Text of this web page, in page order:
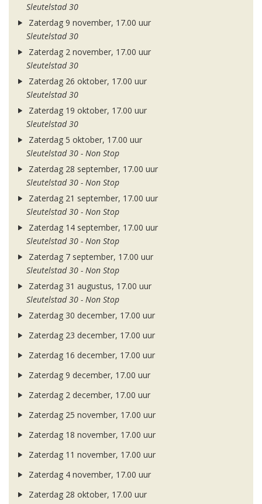
Sleutelstad 30
Zaterdag 9 november, 17.00 uur
Sleutelstad 30
Zaterdag 2 november, 17.00 uur
Sleutelstad 30
Zaterdag 26 oktober, 17.00 uur
Sleutelstad 30
Zaterdag 19 oktober, 17.00 uur
Sleutelstad 30
Zaterdag 5 oktober, 17.00 uur
Sleutelstad 30 - Non Stop
Zaterdag 28 september, 17.00 uur
Sleutelstad 30 - Non Stop
Zaterdag 21 september, 17.00 uur
Sleutelstad 30 - Non Stop
Zaterdag 14 september, 17.00 uur
Sleutelstad 30 - Non Stop
Zaterdag 7 september, 17.00 uur
Sleutelstad 30 - Non Stop
Zaterdag 31 augustus, 17.00 uur
Sleutelstad 30 - Non Stop
Zaterdag 30 december, 17.00 uur
Zaterdag 23 december, 17.00 uur
Zaterdag 16 december, 17.00 uur
Zaterdag 9 december, 17.00 uur
Zaterdag 2 december, 17.00 uur
Zaterdag 25 november, 17.00 uur
Zaterdag 18 november, 17.00 uur
Zaterdag 11 november, 17.00 uur
Zaterdag 4 november, 17.00 uur
Zaterdag 28 oktober, 17.00 uur